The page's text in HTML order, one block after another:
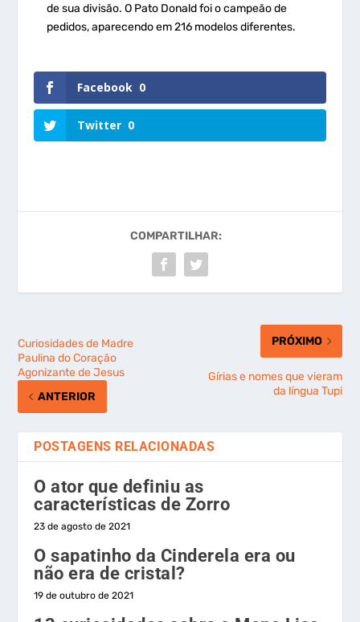
de sua divisão. O Pato Donald foi o campeão de
pedidos, aparecendo em 216 modelos diferentes.
Facebook 0
Twitter 0
COMPARTILHAR:
Curiosidades de Madre
Paulina do Coração
Agonizante de Jesus
ANTERIOR
PRÓXIMO
Gírias e nomes que vieram
da língua Tupi
POSTAGENS RELACIONADAS
O ator que definiu as
características de Zorro
23 de agosto de 2021
O sapatinho da Cinderela era ou
não era de cristal?
19 de outubro de 2021